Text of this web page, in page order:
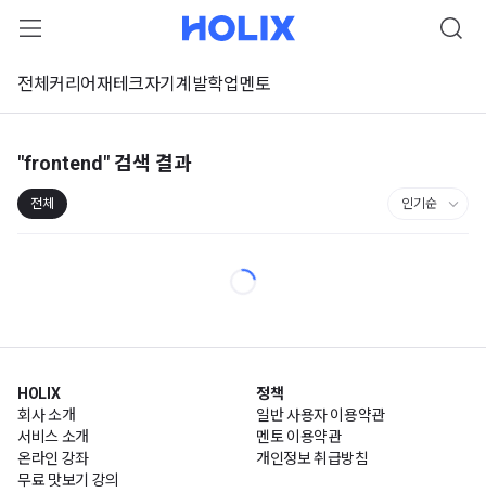
전체 커리어재테크자기계발학업멘토
"frontend" 검색 결과
전체
HOLIX
회사 소개
서비스 소개
온라인 강좌
무료 맛보기 강의
정책
일반 사용자 이용약관
멘토 이용약관
개인정보 취급방침